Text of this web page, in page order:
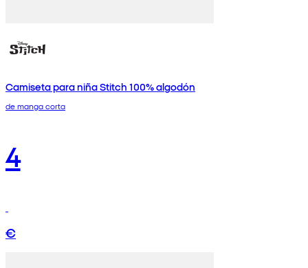
Camiseta para niña Stitch 100% algodón
de manga corta
4
€